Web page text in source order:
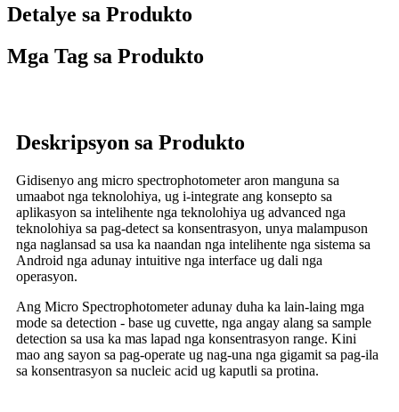
Detalye sa Produkto
Mga Tag sa Produkto
Deskripsyon sa Produkto
Gidisenyo ang micro spectrophotometer aron manguna sa
umaabot nga teknolohiya, ug i-integrate ang konsepto sa
aplikasyon sa intelihente nga teknolohiya ug advanced nga
teknolohiya sa pag-detect sa konsentrasyon, unya malampuson
nga naglansad sa usa ka naandan nga intelihente nga sistema sa
Android nga adunay intuitive nga interface ug dali nga
operasyon.
Ang Micro Spectrophotometer adunay duha ka lain-laing mga
mode sa detection - base ug cuvette, nga angay alang sa sample
detection sa usa ka mas lapad nga konsentrasyon range. Kini
mao ang sayon ​​sa pag-operate ug nag-una nga gigamit sa pag-ila
sa konsentrasyon sa nucleic acid ug kaputli sa protina.